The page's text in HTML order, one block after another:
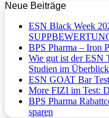
Neue Beiträge
ESN Black Week
BPS Pharma – Iron
Wie gut ist der ESN
Studien im Überblick
ESN GOAT Bar
More FIZI im Test:
BPS Pharma
sparen